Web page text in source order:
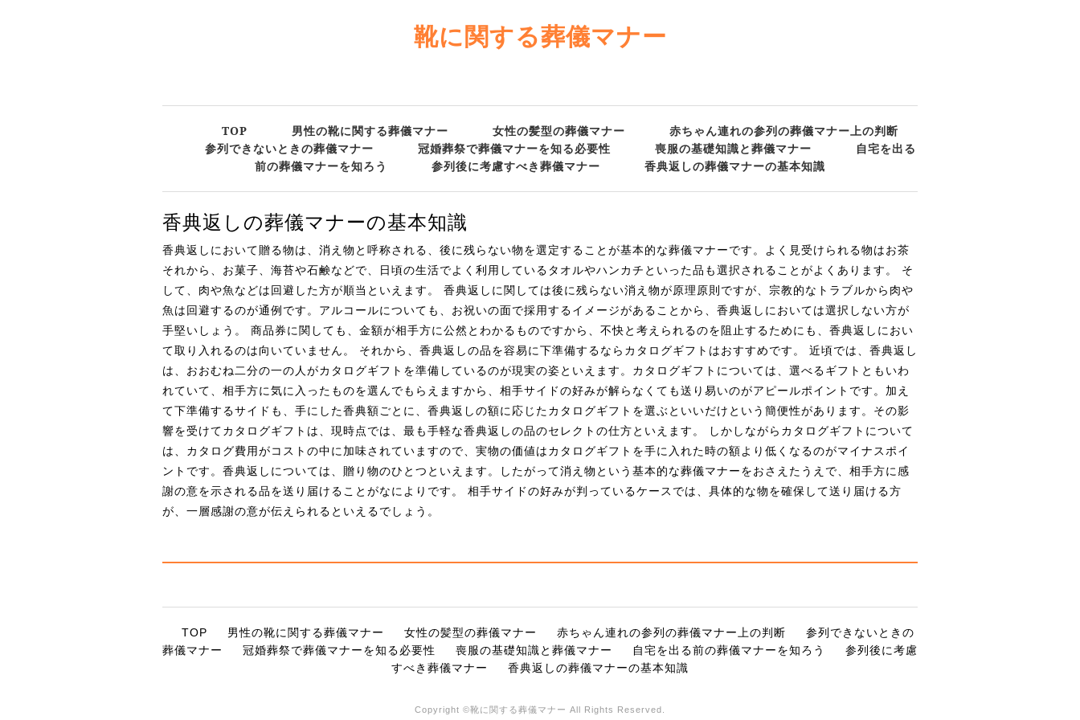
靴に関する葬儀マナー
TOP 男性の靴に関する葬儀マナー 女性の髪型の葬儀マナー
赤ちゃん連れの参列の葬儀マナー上の判断
参列できないときの葬儀マナー
冠婚葬祭で葬儀マナーを知る必要性 喪服の基礎知識と葬儀マナー
自宅を出る
前の葬儀マナーを知ろう
参列後に考慮すべき葬儀マナー 香典返しの葬儀マナーの基本知識
香典返しの葬儀マナーの基本知識
香典返しにおいて贈る物は、消え物と呼称される、後に残らない物を選定することが基本的な葬儀マナーです。よく見受けられる物はお茶
それから、お菓子、海苔や石鹸などで、日頃の生活でよく利用しているタオルやハンカチといった品も選択されることがよくあります。 そ
して、肉や魚などは回避した方が順当といえます。 香典返しに関しては後に残らない消え物が原理原則ですが、宗教的なトラブルから肉や
魚は回避するのが通例です。アルコールについても、お祝いの面で採用するイメージがあることから、香典返しにおいては選択しない方が
手堅いしょう。 商品券に関しても、金額が相手方に公然とわかるものですから、不快と考えられるのを阻止するためにも、香典返しにおい
て取り入れるのは向いていません。 それから、香典返しの品を容易に下準備するならカタログギフトはおすすめです。 近頃では、香典返し
は、おおむね二分の一の人がカタログギフトを準備しているのが現実の姿といえます。カタログギフトについては、選べるギフトともいわ
れていて、相手方に気に入ったものを選んでもらえますから、相手サイドの好みが解らなくても送り易いのがアピールポイントです。加え
て下準備するサイドも、手にした香典額ごとに、香典返しの額に応じたカタログギフトを選ぶといいだけという簡便性があります。その影
響を受けてカタログギフトは、現時点では、最も手軽な香典返しの品のセレクトの仕方といえます。 しかしながらカタログギフトについて
は、カタログ費用がコストの中に加味されていますので、実物の価値はカタログギフトを手に入れた時の額より低くなるのがマイナスポイ
ントです。香典返しについては、贈り物のひとつといえます。したがって消え物という基本的な葬儀マナーをおさえたうえで、相手方に感
謝の意を示される品を送り届けることがなによりです。 相手サイドの好みが判っているケースでは、具体的な物を確保して送り届ける方
が、一層感謝の意が伝えられるといえるでしょう。
TOP 男性の靴に関する葬儀マナー 女性の髪型の葬儀マナー 赤ちゃん連れの参列の葬儀マナー上の判断
参列できないときの
葬儀マナー
冠婚葬祭で葬儀マナーを知る必要性 喪服の基礎知識と葬儀マナー 自宅を出る前の葬儀マナーを知ろう
参列後に考慮
すべき葬儀マナー
香典返しの葬儀マナーの基本知識
Copyright ©靴に関する葬儀マナー All Rights Reserved.